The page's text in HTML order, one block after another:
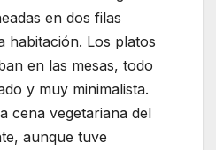
en dos filas
habitación. Los platos
en las mesas, todo
y muy minimalista.
cena vegetariana del
aunque tuve